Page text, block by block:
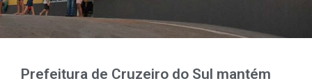
Prefeitura de Cruzeiro do Sul mantém